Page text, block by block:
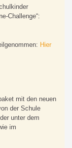
Challenge“:
Hier
mit den neuen
der Schule
unter dem
im